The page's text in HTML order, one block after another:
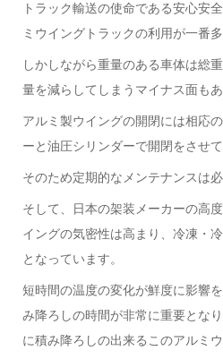
トラック輸送の使命である安心安
ミウイングトラックの利用が一番多
しかしながら重量のある車体は総
量を減らしてしまうマイナス面もあ
アルミ製ウイングの開閉には相応
ーと油圧シリンダーで開閉をさせて
そのため定期的なメンテナンスは必
そして、日本の架装メーカーの高
イングの気密性は高まり、冷凍・
となっています。
短時間の温度の変化が鮮度に影響
み降ろしの時間が非常に重要とな
に積み降ろしの出来るこのアルミ